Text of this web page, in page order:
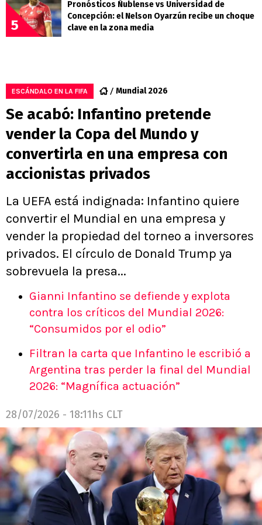
5
Pronósticos Ñublense vs Universidad de
Concepción: el Nelson Oyarzún recibe un choque
clave en la zona media
ESCÁNDALO EN LA FIFA Mundial 2026
Se acabó: Infantino pretende
vender la Copa del Mundo y
convertirla en una empresa con
accionistas privados
La UEFA está indignada: Infantino quiere
convertir el Mundial en una empresa y
vender la propiedad del torneo a inversores
privados. El círculo de Donald Trump ya
sobrevuela la presa...
Gianni Infantino se defiende y explota
contra los críticos del Mundial 2026:
“Consumidos por el odio”
Filtran la carta que Infantino le escribió a
Argentina tras perder la final del Mundial
2026: “Magnífica actuación”
28/07/2026 - 18:11hs CLT